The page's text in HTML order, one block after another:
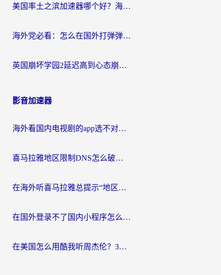
美国率土之滨加速器哪个好？海外党国服游戏畅玩终极指南（附多游戏解决方案）
海外党必看：怎么在国外打弹弹堂不卡？番茄加速器亲测指南
英国崩坏学园2延迟高到心态崩？海外党国服游戏加速终极指南
影音加速器
海外看国内电视剧的app选不对？这份回国加速器避坑指南帮你流畅追剧
喜马拉雅地区限制DNS怎么破？海外党听国内音乐听书的终极解决方案
在海外听喜马拉雅总提示“地区限制”？3步轻松解除+听国内音乐全攻略
在国外登录不了国内小程序怎么办？选对回国加速器，轻松解锁国内资源
在美国怎么用酷我听周杰伦？3步搞定海外听歌难题